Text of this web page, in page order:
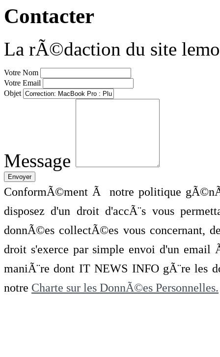
Contacter
La rÃ©daction du site
Votre Nom
Votre Email
Objet
Message
ConformÃ©ment Ã notre politique
disposez d'un droit d'accÃ¨s vous
donnÃ©es collectÃ©es vous concernant,
droit s'exerce par simple envoi d'un
maniÃ¨re dont IT NEWS INFO gÃ¨re les
notre Charte sur les DonnÃ©es Personnelles.